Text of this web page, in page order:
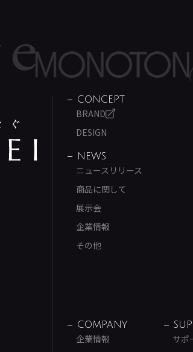
CONCEPT
BRAND
DESIGN
NEWS
ニュースリリース
商品に関して
展示会
企業情報
その他
COMPANY
企業情報
サポ